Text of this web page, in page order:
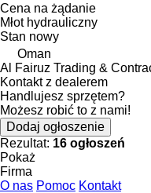
Cena na żądanie
Młot hydrauliczny
Stan nowy
Oman
Al Fairuz Trading &
Kontakt z dealerem
Handlujesz sprzętem?
Możesz robić to z nami!
Dodaj ogłoszenie
Rezultat: 16 ogłoszeń
Pokaż
Firma
O nas Pomoc Kontakt